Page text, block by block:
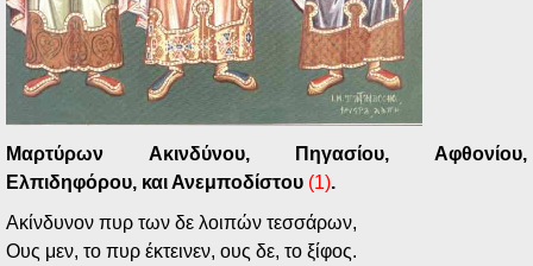
Μαρτύρων Ακινδύνου, Πηγασίου, Αφθονίου,
Ελπιδηφόρου, και Ανεμποδίστου (1).
Ακίνδυνον πυρ των δε λοιπών τεσσάρων,
Ους μεν, το πυρ έκτεινεν, ους δε, το ξίφος.